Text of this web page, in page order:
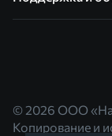
© 2026 ООО
Копирование и